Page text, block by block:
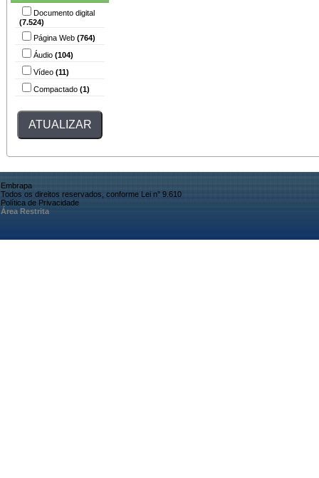
Documento digital
(7.524)
Página Web (764)
Áudio (104)
Vídeo (11)
Compactado (1)
Embrapa
Todos os direitos reservados, conforme Lei n° 9.610
Política de Privacidade
Área Restrita